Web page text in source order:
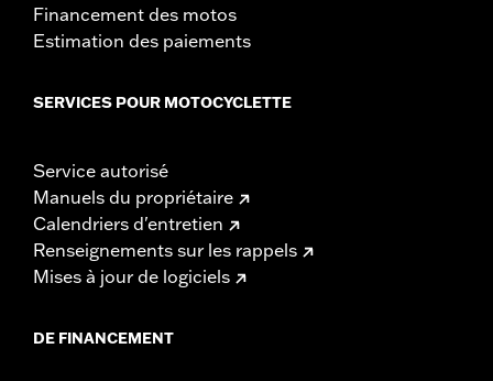
Financement des motos
Estimation des paiements
SERVICES POUR MOTOCYCLETTE
Service autorisé
Manuels du propriétaire
Calendriers d'entretien
Renseignements sur les rappels
Mises à jour de logiciels
DE FINANCEMENT